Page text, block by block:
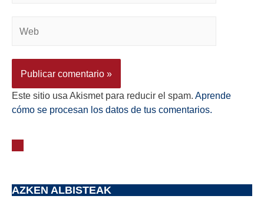
Este sitio usa Akismet para reducir el spam. Aprende
cómo se procesan los datos de tus comentarios.
AZKEN ALBISTEAK